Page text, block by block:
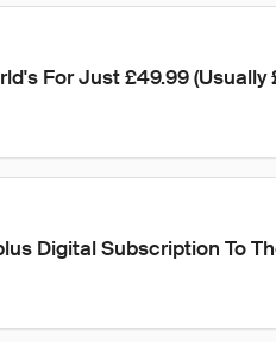
For Just £49.99 (Usually
Digital Subscription To